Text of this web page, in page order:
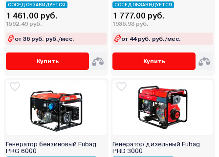
СОСЕД ОБЗАВИДУЕТСЯ
1 461.00 руб.
1592.49 руб.
от 36 руб. руб./мес.
Купить
СОСЕД ОБЗАВИДУЕТСЯ
1 777.00 руб.
1936.93 руб.
от 44 руб. руб./мес.
Купить
Генератор бензиновый Fubag
PRG 6000
Генератор дизельный Fubag
PRD 3000